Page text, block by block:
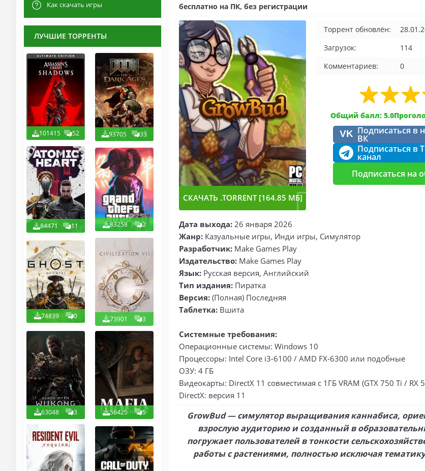
Как скачать игры
ЛУЧШИЕ ТОРРЕНТЫ
101415 52 93705 33
84471 11 83258 2
74839 0 73901 3
63048 3 56425 5
бесплатно на ПК, без регистрации
СКАЧАТЬ .TORRENT [164.85 МБ]
Торрент обновлён:
Загрузок:
114
Комментариев:
0
Общий балл: 5.0
VK Подписаться в
ВК
Подписаться в
канал
Подписаться на
Дата выхода: 26 января 2026
Жанр: Казуальные игры, Инди игры, Симулятор
Разработчик: Make Games Play
Издательство: Make Games Play
Язык: Русская версия, Английский
Тип издания: Пиратка
Версия: (Полная) Последняя
Таблетка: Вшита
Системные требования:
Операционные системы: Windows 10
Процессоры: Intel Core i3-6100 / AMD FX-6300 или подобные
ОЗУ: 4 ГБ
Видеокарты: DirectX 11 совместимая с 1ГБ VRAM (GTX 750 Ti / RX
DirectX: версия 11
GrowBud — симулятор выращивания каннабиса,
взрослую аудиторию и созданный в
погружает пользователей в тонкости
работы с растениями, полностью исключая